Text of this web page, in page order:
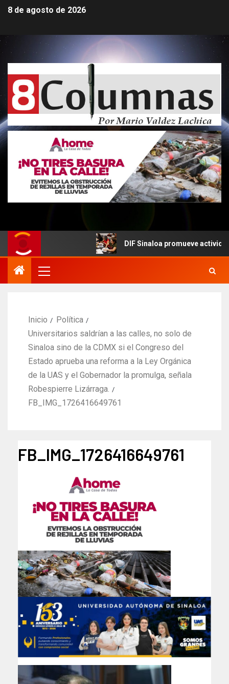
8 de agosto de 2026
DIF Sinaloa promueve actividades
Inicio
Política
Universitarios saldrían a las calles, no solo de
Sinaloa sino de la CDMX si el Congreso del
Estado aprueba una reforma a la Ley Orgánica
de la UAS y el Gobernador la promulga, señala
Robespierre Lizárraga.
FB_IMG_1726416649761
FB_IMG_1726416649761